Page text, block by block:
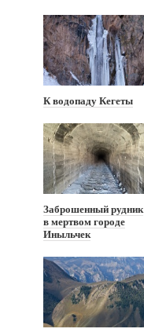
К водопаду Кегеты
Заброшенный рудник
в мертвом городе
Иныльчек